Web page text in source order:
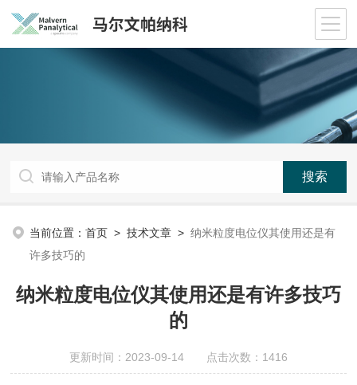
当前位置：首页 >技术文章 >纳米粒度电位仪其使用还是有
许多技巧的
纳米粒度电位仪其使用还是有许多技巧
的
更新时间：2023-09-14 点击次数：1416